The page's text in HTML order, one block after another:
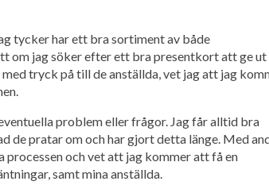
tycker har ett bra sortiment av både
om jag söker efter ett bra presentkort att ge ut
tryck på till de anställda, vet jag att jag
problem eller frågor. Jag får alltid bra
de pratar om och har gjort detta länge. Med
processen och vet att jag kommer att få en
samt mina anställda.